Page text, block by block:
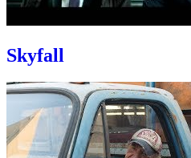
Skyfall